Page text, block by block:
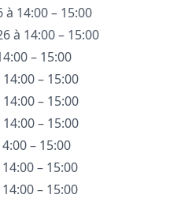
14:00 – 15:00
à 14:00 – 15:00
– 15:00
– 15:00
– 15:00
– 15:00
– 15:00
– 15:00
– 15:00